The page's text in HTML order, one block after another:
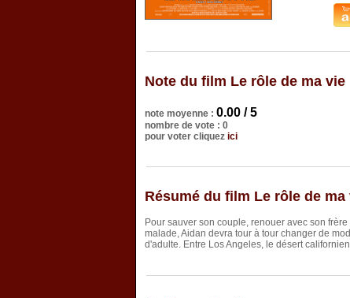
Note du film Le rôle de ma vie
note moyenne : 0.00 / 5
nombre de vote : 0
pour voter cliquez ici
Résumé du film Le rôle de ma
Pour sauver son couple, renouer avec son
malade, Aidan devra tour à tour changer de
d'adulte. Entre Los Angeles, le désert